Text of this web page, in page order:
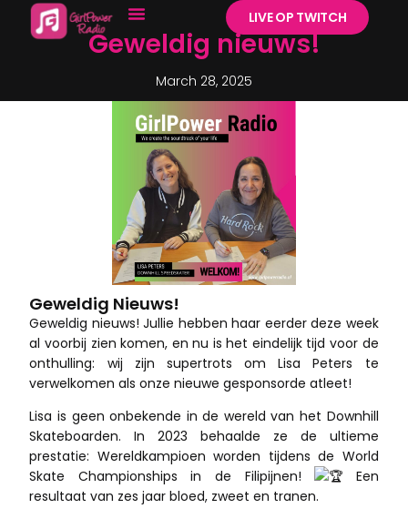
LIVE OP TWITCH
Geweldig nieuws!
March 28, 2025
Geweldig Nieuws!
Geweldig nieuws! Jullie hebben haar eerder deze week
al voorbij zien komen, en nu is het eindelijk tijd voor de
onthulling: wij zijn supertrots om Lisa Peters te
verwelkomen als onze nieuwe gesponsorde atleet!
Lisa is geen onbekende in de wereld van het Downhill
Skateboarden. In 2023 behaalde ze de ultieme
prestatie: Wereldkampioen worden tijdens de World
Skate Championships in de Filipijnen!
Een
resultaat van zes jaar bloed, zweet en tranen.